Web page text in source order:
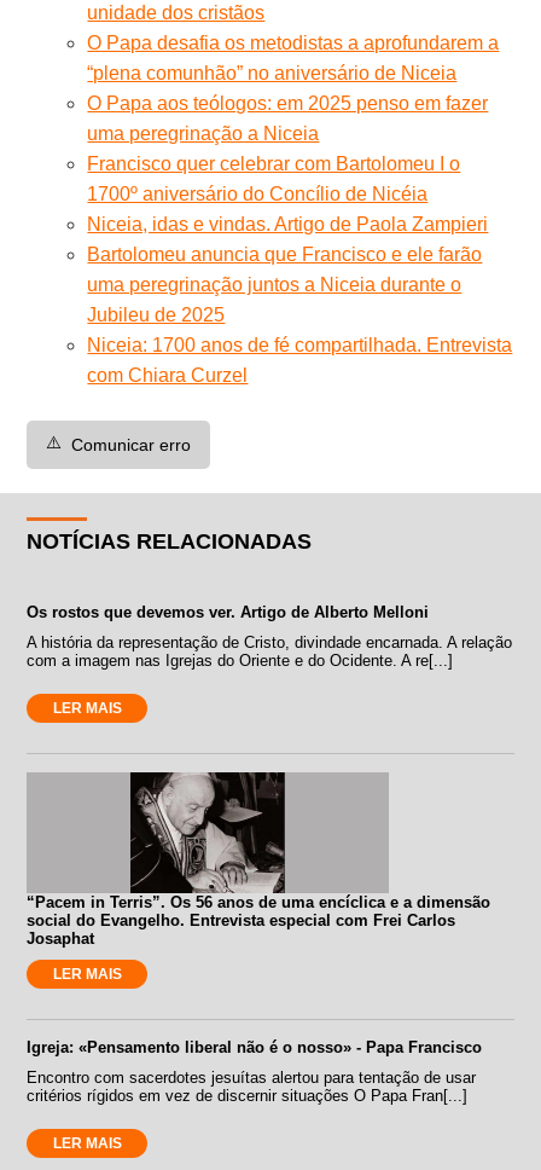
unidade dos cristãos
O Papa desafia os metodistas a aprofundarem a
“plena comunhão” no aniversário de Niceia
O Papa aos teólogos: em 2025 penso em fazer
uma peregrinação a Niceia
Francisco quer celebrar com Bartolomeu I o
1700º aniversário do Concílio de Nicéia
Niceia, idas e vindas. Artigo de Paola Zampieri
Bartolomeu anuncia que Francisco e ele farão
uma peregrinação juntos a Niceia durante o
Jubileu de 2025
Niceia: 1700 anos de fé compartilhada. Entrevista
com Chiara Curzel
⚠️ Comunicar erro
NOTÍCIAS RELACIONADAS
Os rostos que devemos ver. Artigo de Alberto Melloni
A história da representação de Cristo, divindade encarnada. A relação
com a imagem nas Igrejas do Oriente e do Ocidente. A re[...]
LER MAIS
“Pacem in Terris”. Os 56 anos de uma encíclica e a dimensão
social do Evangelho. Entrevista especial com Frei Carlos
Josaphat
LER MAIS
Igreja: «Pensamento liberal não é o nosso» - Papa Francisco
Encontro com sacerdotes jesuítas alertou para tentação de usar
critérios rígidos em vez de discernir situações O Papa Fran[...]
LER MAIS